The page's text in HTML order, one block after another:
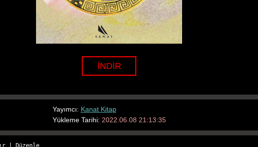
İNDİR
Yayımcı: Kanat Kitap
Yükleme Tarihi: 2022.06.08 21:13:35
Düzenle